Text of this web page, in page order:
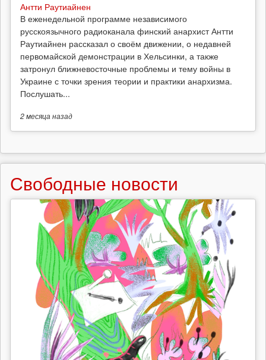
Антти Раутиайнен
В еженедельной программе независимого
русскоязычного радиоканала финский анархист Антти
Раутиайнен рассказал о своём движении, о недавней
первомайской демонстрации в Хельсинки, а также
затронул ближневосточные проблемы и тему войны в
Украине с точки зрения теории и практики анархизма.
Послушать...
2 месяцаназад
Свободные новости